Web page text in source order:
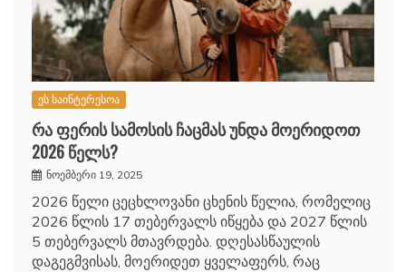
ეს საინტერესოა
რა ფერის სამოსის ჩაცმას უნდა მოერიდოთ
2026 წელს?
ნოემბერი 19, 2025
2026 წელი ცეცხლოვანი ცხენის წელია, რომელიც
2026 წლის 17 თებერვალს იწყება და 2027 წლის
5 თებერვალს მთავრდება. დღესასწაულის
დაგეგმვისას, მოერიდეთ ყველაფერს, რაც